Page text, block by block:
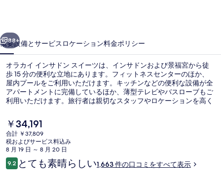
ド
ン
ス
イ
ー
ツ
の
写
真
次へ
88+
概要設備とサービス ロケーション料金ポリシー
オラカイ インサドン スイーツは、インサドンおよび景福宮から徒
歩 15 分の便利な立地にあります。フィットネスセンターのほか、
屋内プールをご利用いただけます。キッチンなどの便利な設備が全
アパートメントに完備しているほか、薄型テレビやバスローブもご
利用いただけます。旅行者は親切なスタッフやロケーションを高く
用できます。地下鉄 安国駅までは 5 分、地下鉄 鐘閣駅までは 6 分
です。
現
在
の
料
金
は
￥34,191
合計 ￥37,809
税およびサービス料込み
8 月 19 日 ～ 8 月 20 日
口
コ
9.210段階中9.2
とても素晴らしい1,663 件の口コミをすべて表示